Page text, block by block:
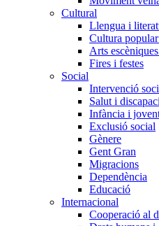
Cultural
Llengua i
Cultura
Arts
Fires i festes
Social
Intervenció
Salut i
Infància i
Exclusió social
Gènere
Gent Gran
Migracions
Dependència
Educació
Internacional
Cooperació al